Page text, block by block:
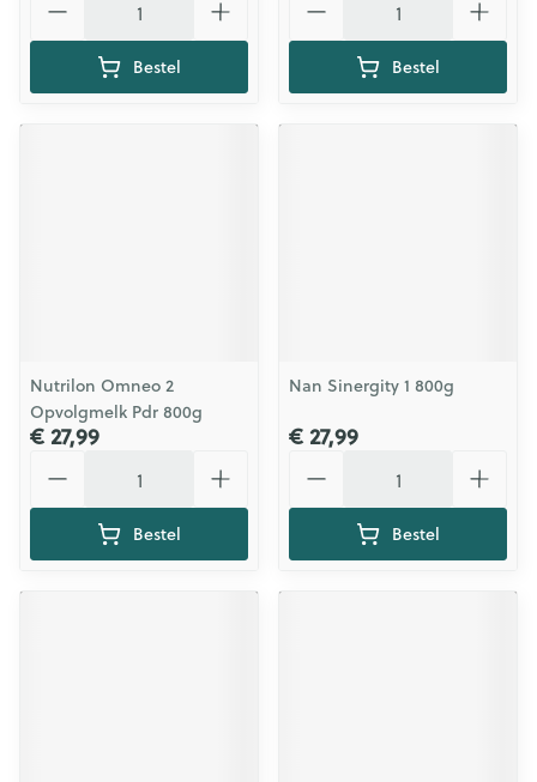
Bestel Bestel
Nutrilon Omneo 2
Opvolgmelk Pdr 800g
€ 27,99
Bestel
Nan Sinergity 1 800g
€ 27,99
Bestel